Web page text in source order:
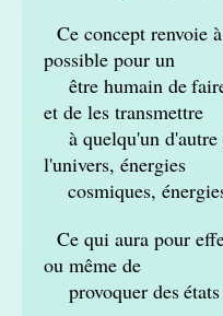
Ce concept renvoie
possible pour un
être humain de
et de les transmettre
à quelqu'un d'autre
l'univers, énergies
cosmiques,
Ce qui aura pour
ou même de
provoquer des